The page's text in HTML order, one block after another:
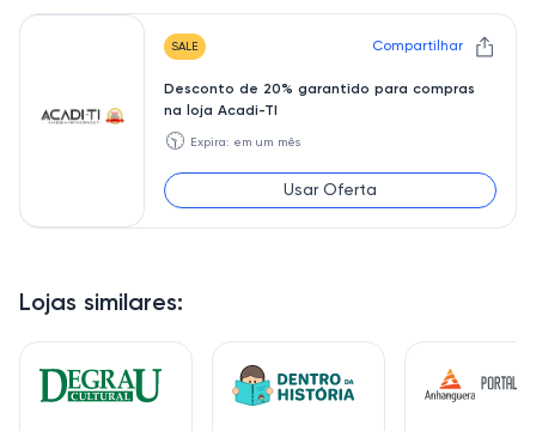
Lojas similares:
SALE Compartilhar
Desconto de 20% garantido para compras
na loja Acadi-TI
🕥 Expira: em um mês
Usar Oferta